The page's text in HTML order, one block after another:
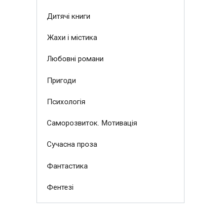
Дитячі книги
Жахи і містика
Любовні романи
Пригоди
Психологія
Саморозвиток. Мотивація
Сучасна проза
Фантастика
Фентезі